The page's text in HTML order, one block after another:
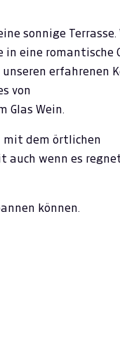
sonnige Terrasse.
eine romantische
erfahrenen
von
Glas Wein.
mit dem örtlichen
auch wenn es
können.